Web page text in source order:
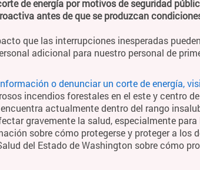
de energía por motivos de seguridad
antes de que se produzcan
que las interrupciones inesperadas
adicional para nuestro personal de
o denunciar un corte de energía,
incendios forestales en el este y centro
actualmente dentro del rango
gravemente la salud, especialmente
sobre cómo protegerse y proteger a los
del Estado de Washington sobre cómo